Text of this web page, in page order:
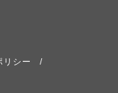
リシー